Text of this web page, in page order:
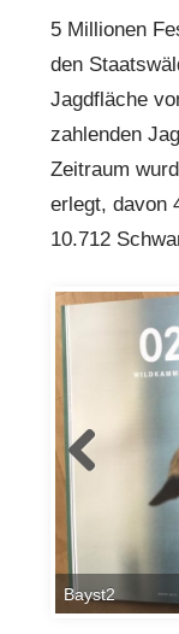
5 Millionen
den
Jagdfläche
zahlenden
Zeitraum
erlegt, davon
10.712
Bayst2